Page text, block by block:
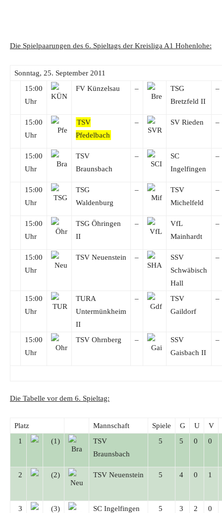
Die Spielpaarungen des 6. Spieltags der Kreisliga A1 Hohenlohe:
Sonntag, 25. September 2011
15:00
Uhr
FV Künzelsau –
TSG
Bretzfeld II
–
15:00
Uhr
TSV
Pfedelbach
– SV Rieden –
15:00
Uhr
TSV
Braunsbach
–
SC
Ingelfingen
–
15:00
Uhr
TSG
Waldenburg
–
TSV
Michelfeld
–
15:00
Uhr
TSG Öhringen
II
–
VfL
Mainhardt
–
15:00
Uhr
TSV Neuenstein –
SSV
Schwäbisch
Hall
–
15:00
Uhr
TURA
Untermünkheim
II
–
TSV
Gaildorf
–
15:00
Uhr
TSV Ohrnberg –
SSV
Gaisbach II
–
Die Tabelle vor dem 6. Spieltag:
Platz Mannschaft Spiele G U
V
1
(1)
TSV
Braunsbach
5 5 0 0
2 (2) TSV Neuenstein 5 4 0 1
3 (3) SC Ingelfingen 5 3 2 0